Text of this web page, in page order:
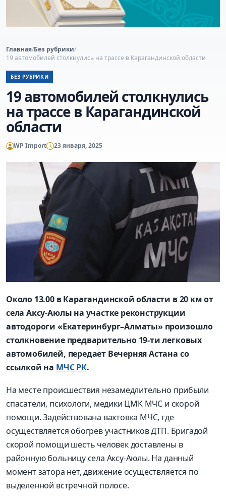
Главная/Без рубрики/
19 автомобилей столкнулись на трассе в Карагандинской области
БЕЗ РУБРИКИ
19 автомобилей столкнулись
на трассе в Карагандинской
области
WP Import 23 января, 2025
Около 13.00 в Карагандинской области в 20 км от
села Аксу-Аюлы на участке реконструкции
автодороги «Екатеринбург–Алматы» произошло
столкновение предварительно 19-ти легковых
автомобилей, передает Вечерняя Астана со
ссылкой на МЧС РК.
На месте происшествия незамедлительно прибыли
спасатели, психологи, медики ЦМК МЧС и скорой
помощи. Задействована вахтовка МЧС, где
осуществляется обогрев участников ДТП. Бригадой
скорой помощи шесть человек доставлены в
районную больницу села Аксу-Аюлы. На данный
момент затора нет, движение осуществляется по
выделенной встречной полосе.